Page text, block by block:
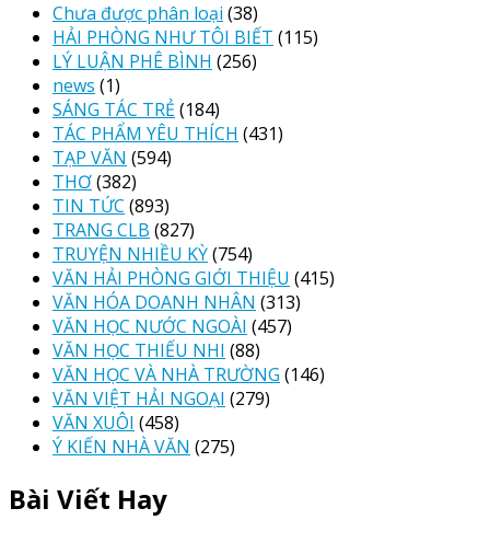
Chưa được phân loại (38)
HẢI PHÒNG NHƯ TÔI BIẾT (115)
LÝ LUẬN PHÊ BÌNH (256)
news (1)
SÁNG TÁC TRẺ (184)
TÁC PHẨM YÊU THÍCH (431)
TẠP VĂN (594)
THƠ(382)
TIN TỨC (893)
TRANG CLB (827)
TRUYỆN NHIỀU KỲ(754)
VĂN HẢI PHÒNG GIỚI THIỆU (415)
VĂN HÓA DOANH NHÂN (313)
VĂN HỌC NƯỚC NGOÀI (457)
VĂN HỌC THIẾU NHI (88)
VĂN HỌC VÀ NHÀ TRƯỜNG (146)
VĂN VIỆT HẢI NGOẠI (279)
VĂN XUÔI (458)
Ý KIẾN NHÀ VĂN (275)
Bài Viết Hay